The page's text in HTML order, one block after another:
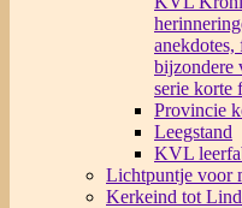
anekdotes,
bijzondere
serie korte
Provincie
Leegstand
KVL
Lichtpuntje voor
Kerkeind tot